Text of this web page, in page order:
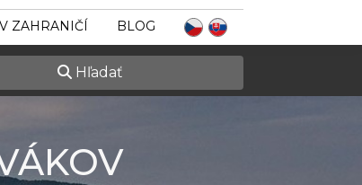
ZAHRANIČÍ BLOG
Hľadať